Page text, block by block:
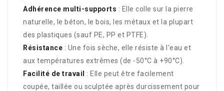
Adhérence multi-supports : Elle colle sur la pierre
naturelle, le béton, le bois, les métaux et la plupart
des plastiques (sauf PE, PP et PTFE).
Résistance : Une fois sèche, elle résiste à l'eau et
aux températures extrêmes (de -50°C à +90°C).
Facilité de travail
: Elle peut être facilement
coupée, taillée ou sculptée après durcissement pour